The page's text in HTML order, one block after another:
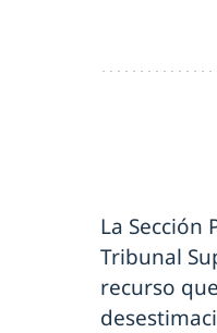
La Sección
Tribunal
recurso